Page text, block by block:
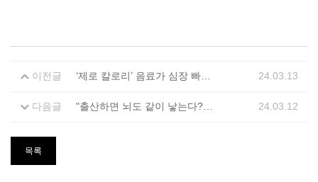
이전글 24.03.13
다음글 24.03.12
목록